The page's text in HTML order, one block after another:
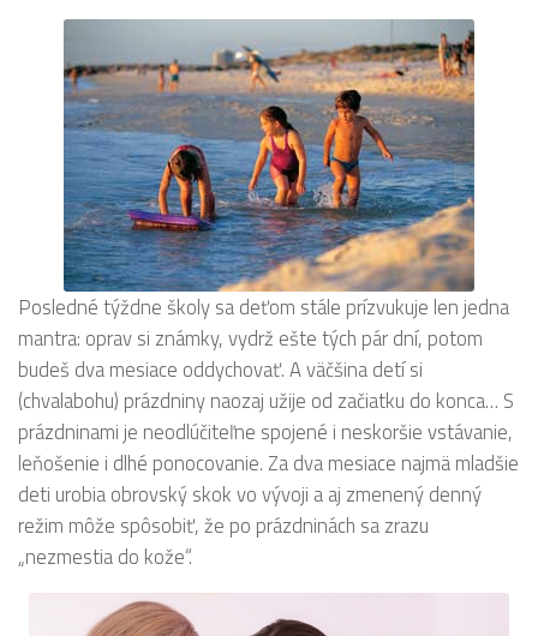
Posledné týždne školy sa deťom stále prízvukuje len jedna
mantra: oprav si známky, vydrž ešte tých pár dní, potom
budeš dva mesiace oddychovať. A väčšina detí si
(chvalabohu) prázdniny naozaj užije od začiatku do konca… S
prázdninami je neodlúčiteľne spojené i neskoršie vstávanie,
leňošenie i dlhé ponocovanie. Za dva mesiace najmä mladšie
deti urobia obrovský skok vo vývoji a aj zmenený denný
režim môže spôsobiť, že po prázdninách sa zrazu
„nezmestia do kože“.